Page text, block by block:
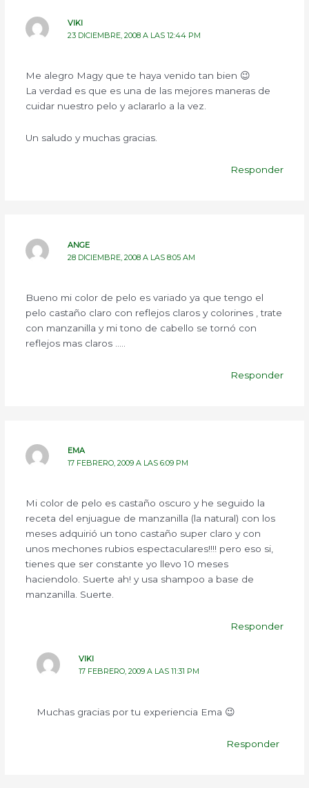
VIKI
23 DICIEMBRE, 2008 A LAS 12:44 PM
Me alegro Magy que te haya venido tan bien 😉
La verdad es que es una de las mejores maneras de
cuidar nuestro pelo y aclararlo a la vez.
Un saludo y muchas gracias.
Responder
ANGE
28 DICIEMBRE, 2008 A LAS 8:05 AM
Bueno mi color de pelo es variado ya que tengo el
pelo castaño claro con reflejos claros y colorines , trate
con manzanilla y mi tono de cabello se tornó con
reflejos mas claros …..
Responder
EMA
17 FEBRERO, 2009 A LAS 6:09 PM
Mi color de pelo es castaño oscuro y he seguido la
receta del enjuague de manzanilla (la natural) con los
meses adquirió un tono castaño super claro y con
unos mechones rubios espectaculares!!!! pero eso si,
tienes que ser constante yo llevo 10 meses
haciendolo. Suerte ah! y usa shampoo a base de
manzanilla. Suerte.
Responder
VIKI
17 FEBRERO, 2009 A LAS 11:31 PM
Muchas gracias por tu experiencia Ema 😉
Responder